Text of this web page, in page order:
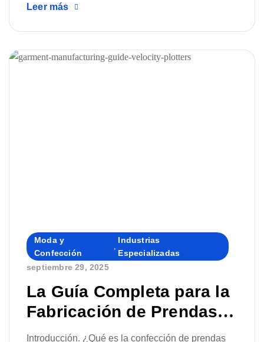
el Futuro
los aranceles de importación, la inestabilidad de
fabricación local, las marcas que antes dependían
Leer más
Moda y
Confección
Industrias
Especializadas
septiembre 29, 2025
La Guía Completa para la
Fabricación de Prendas
de Vestir
Introducción. ¿Qué es la confección de prendas